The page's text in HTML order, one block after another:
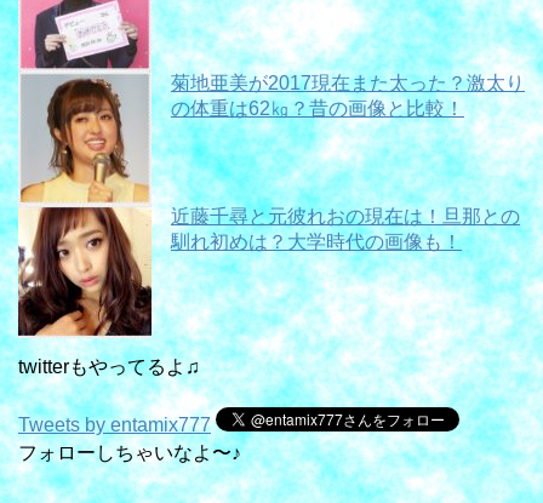
菊地亜美が2017現在また太った？激太り
の体重は62㎏？昔の画像と比較！
近藤千尋と元彼れおの現在は！旦那との
馴れ初めは？大学時代の画像も！
twitterもやってるよ♫
Tweets by entamix777
フォローしちゃいなよ〜♪